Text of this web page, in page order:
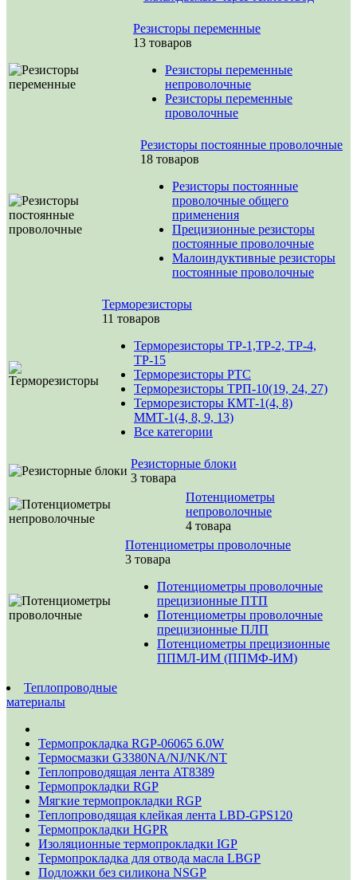
Резисторы переменные
13 товаров
Резисторы переменные
непроволочные
Резисторы переменные
проволочные
Резисторы постоянные проволочные
18 товаров
Резисторы постоянные
проволочные общего
применения
Прецизионные резисторы
постоянные проволочные
Малоиндуктивные резисторы
постоянные проволочные
Терморезисторы
11 товаров
Терморезисторы ТР-1,ТР-2, ТР-4,
ТР-15
Терморезисторы РТС
Терморезисторы ТРП-10(19, 24, 27)
Терморезисторы КМТ-1(4, 8)
ММТ-1(4, 8, 9, 13)
Все категории
Резисторные блоки
3 товара
Потенциометры
непроволочные
4 товара
Потенциометры проволочные
3 товара
Потенциометры проволочные
прецизионные ПТП
Потенциометры проволочные
прецизионные ПЛП
Потенциометры прецизионные
ППМЛ-ИМ (ППМФ-ИМ)
Теплопроводные
материалы
Термопрокладка RGP-06065 6.0W
Термосмазки G3380NA/NJ/NK/NT
Теплопроводящая лента AT8389
Термопрокладки RGP
Мягкие термопрокладки RGP
Теплопроводящая клейкая лента LBD-GPS120
Термопрокладки HGPR
Изоляционные термопрокладки IGP
Термопрокладка для отвода масла LBGP
Подложки без силикона NSGP